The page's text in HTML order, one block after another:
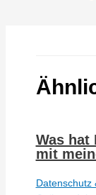
Was hat
mit
Datenschutz